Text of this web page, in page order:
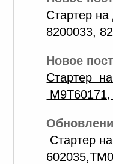
Cтартер
8200033,
Новое
Стартер
Стартер